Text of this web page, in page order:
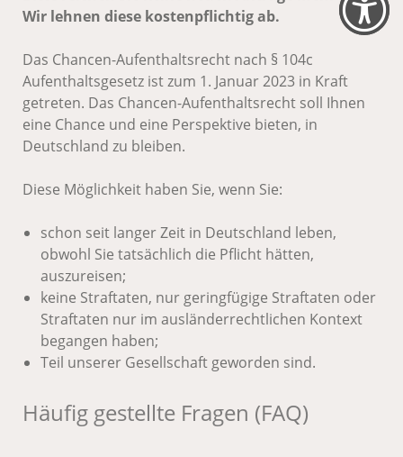
Wir lehnen diese kostenpflichtig ab.
Das Chancen-Aufenthaltsrecht nach § 104c
Aufenthaltsgesetz ist zum 1. Januar 2023 in Kraft
getreten. Das Chancen-Aufenthaltsrecht soll Ihnen
eine Chance und eine Perspektive bieten, in
Deutschland zu bleiben.
Diese Möglichkeit haben Sie, wenn Sie:
schon seit langer Zeit in Deutschland leben,
obwohl Sie tatsächlich die Pflicht hätten,
auszureisen;
keine Straftaten, nur geringfügige Straftaten oder
Straftaten nur im ausländerrechtlichen Kontext
begangen haben;
Teil unserer Gesellschaft geworden sind.
Häufig gestellte Fragen (FAQ)